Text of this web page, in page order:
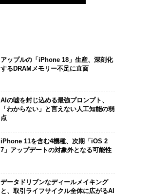
アップルの「iPhone 18」生産、深刻化
するDRAMメモリー不足に直面
AIの嘘を封じ込める最強プロンプト、
「わからない」と言えない人工知能の弱
点
iPhone 11を含む4機種、次期「iOS 2
7」アップデートの対象外となる可能性
データドリブンなディールメイキング
と、取引ライフサイクル全体に広がるAI